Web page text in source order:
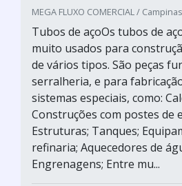
MEGA FLUXO COMERCIAL /
Tubos de açoOs tubos de
muito usados para
de vários tipos. São peças
serralheria, e para
sistemas especiais, como:
Construções com postes de
Estruturas; Tanques;
refinaria; Aquecedores de
Engrenagens; Entre mu...